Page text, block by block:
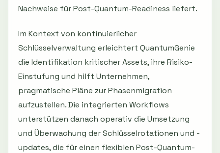
Nachweise für Post-Quantum-Readiness liefert.
Im Kontext von kontinuierlicher
Schlüsselverwaltung erleichtert QuantumGenie
die Identifikation kritischer Assets, ihre Risiko-
Einstufung und hilft Unternehmen,
pragmatische Pläne zur Phasenmigration
aufzustellen. Die integrierten Workflows
unterstützen danach operativ die Umsetzung
und Überwachung der Schlüsselrotationen und -
updates, die für einen flexiblen Post-Quantum-